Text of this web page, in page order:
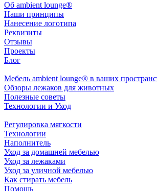
Oб ambient lounge®
Наши принципы
Нанесение логотипа
Реквизиты
Отзывы
Проекты
Блог
Мебель ambient lounge® в ваших
Обзоры лежаков для животных
Полезные советы
Технологии и Уход
Регулировка мягкости
Технологии
Наполнитель
Уход за домашней мебелью
Уход за лежаками
Уход за уличной мебелью
Как стирать мебель
Помощь